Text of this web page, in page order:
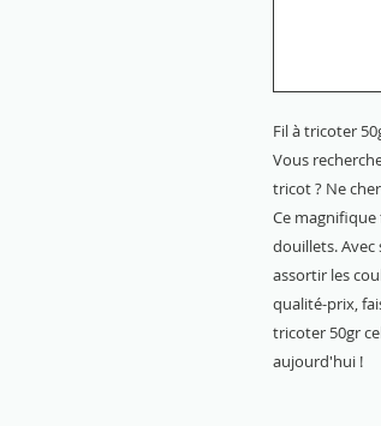
Fil à tricoter
Vous
tricot ? Ne
Ce magnifique
douillets.
assortir les
qualité-prix,
tricoter 50gr
aujourd'hui !